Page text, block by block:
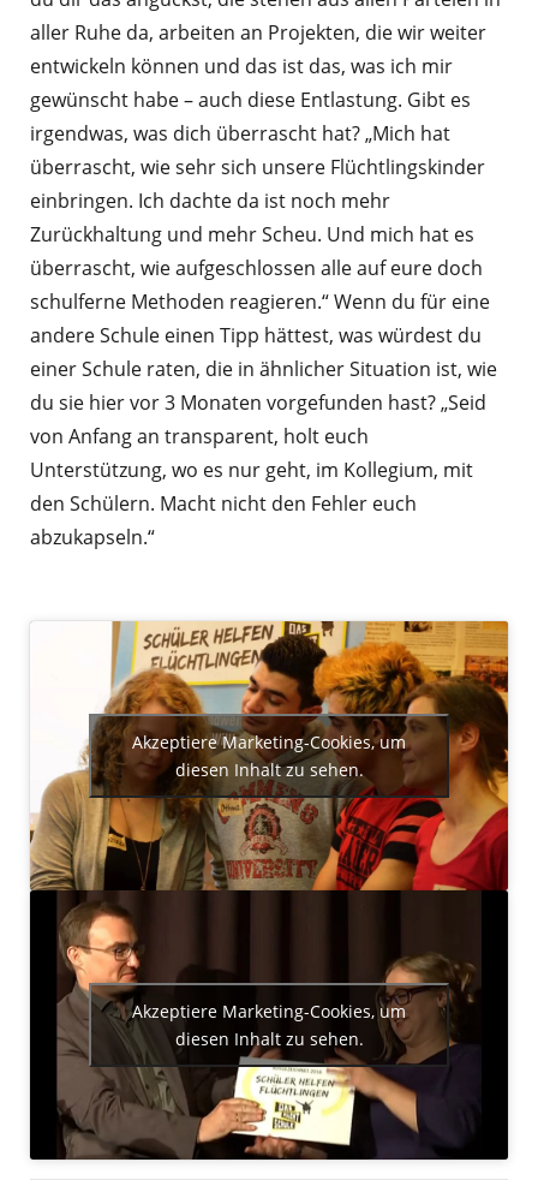
aller Ruhe da, arbeiten an Projekten, die wir weiter
entwickeln können und das ist das, was ich mir
gewünscht habe – auch diese Entlastung. Gibt es
irgendwas, was dich überrascht hat? „Mich hat
überrascht, wie sehr sich unsere Flüchtlingskinder
einbringen. Ich dachte da ist noch mehr
Zurückhaltung und mehr Scheu. Und mich hat es
überrascht, wie aufgeschlossen alle auf eure doch
schulferne Methoden reagieren.“ Wenn du für eine
andere Schule einen Tipp hättest, was würdest du
einer Schule raten, die in ähnlicher Situation ist, wie
du sie hier vor 3 Monaten vorgefunden hast? „Seid
von Anfang an transparent, holt euch
Unterstützung, wo es nur geht, im Kollegium, mit
den Schülern. Macht nicht den Fehler euch
abzukapseln.“
Akzeptiere Marketing-Cookies, um
diesen Inhalt zu sehen.
Akzeptiere Marketing-Cookies, um
diesen Inhalt zu sehen.